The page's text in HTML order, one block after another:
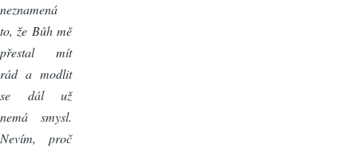
neznamená
to, že Bůh mě
přestal mít
rád a modlit
se dál už
nemá smysl.
Nevím, proč